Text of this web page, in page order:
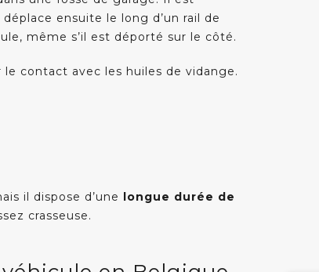
ensuite le long d’un rail de
même s’il est déporté sur le côté.
le contact avec les huiles de vidange.
il dispose d’une
longue durée de
crasseuse.
en ligne
nous